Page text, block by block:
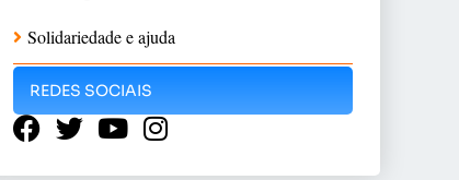
Solidariedade e ajuda
REDES SOCIAIS